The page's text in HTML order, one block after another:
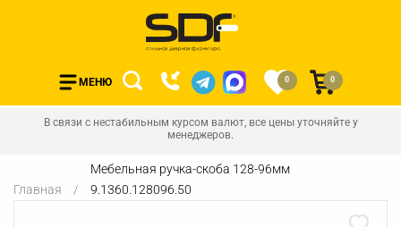
МЕНЮ 0 0
В связи с нестабильным курсом валют, все цены уточняйте у
менеджеров.
Главная
Мебельная ручка-скоба 128-96мм
9.1360.128096.50